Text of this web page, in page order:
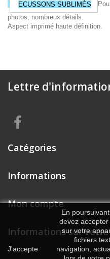
ECUSSONS SUBLIMÉS
photos, nombreux détails.
Aspect imprimé haute définition.
Lettre
Catégories
Informations
Mon compte
Informations sur
J'accepte
En
devez accepter
sur votre
fichiers
navigation,